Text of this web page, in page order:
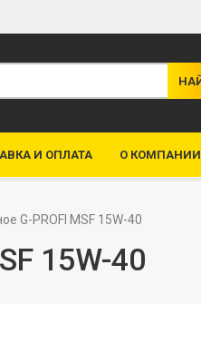
И ОПЛАТА О КОМПАНИИ
G-PROFI MSF 15W-40
15W-40